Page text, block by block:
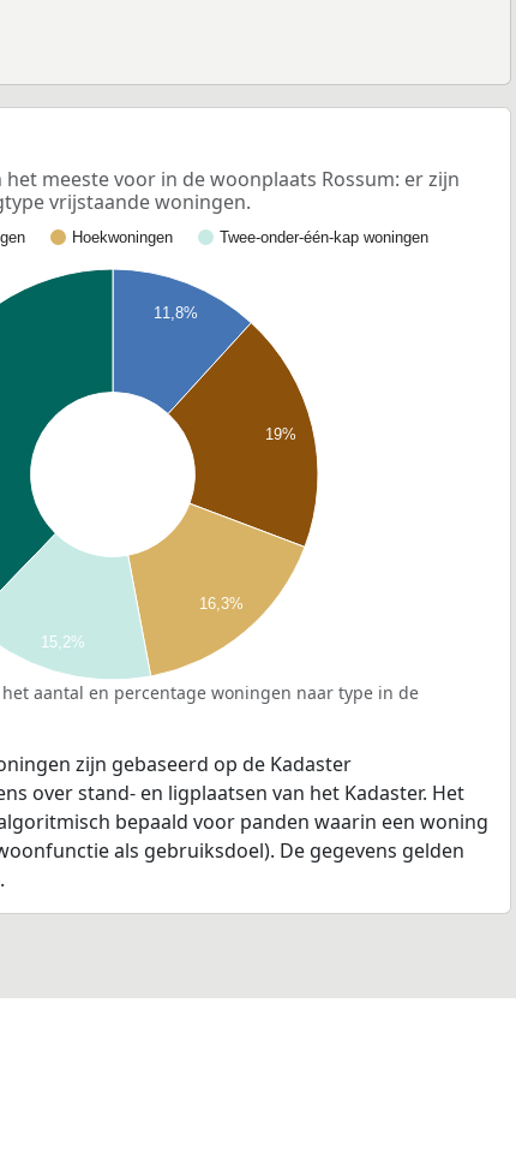
meeste voor in de woonplaats Rossum: er zijn
vrijstaande woningen.
Hoekwoningen
Twee-onder-één-kap woningen
11,8%
19%
16,3%
15,2%
aantal en percentage woningen naar type in de
zijn gebaseerd op de Kadaster
over stand- en ligplaatsen van het Kadaster. Het
bepaald voor panden waarin een woning
als gebruiksdoel). De gegevens gelden